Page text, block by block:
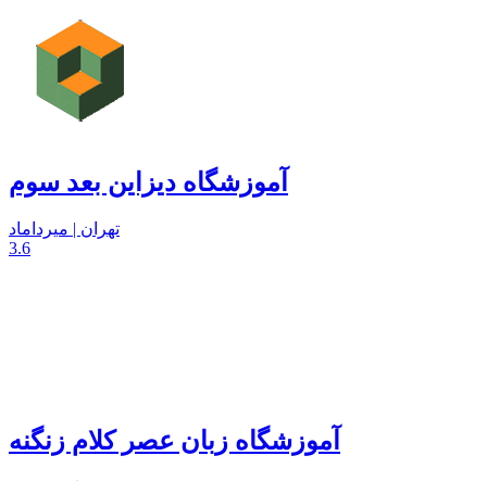
آموزشگاه دیزاین بعد سوم
تهران | میرداماد
3.6
آموزشگاه زبان عصر کلام زنگنه